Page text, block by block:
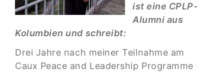
ist eine CPLP-
Alumni aus
Kolumbien und schreibt:
Drei Jahre nach meiner Teilnahme am
Caux Peace and Leadership Programme